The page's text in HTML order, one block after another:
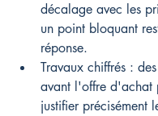
décalage avec les
un point bloquant
réponse.
Travaux chiffrés :
avant l'offre d'achat
justifier précisément